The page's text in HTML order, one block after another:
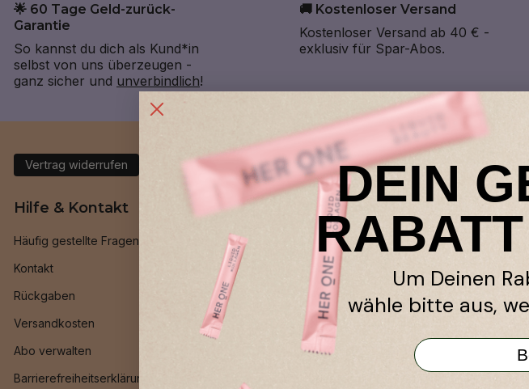
🌟 60 Tage Geld-zurück-
Garantie
So kannst du dich als Kund*in
selbst von uns überzeugen -
ganz sicher und unverbindlich!
🚚 Kostenloser Versand
Kostenloser Versand ab 40 € -
exklusiv für Spar-Abos.
Vertrag widerrufen
Hilfe & Kontakt
Häufig gestellte Fragen
Kontakt
Rückgaben
Versandkosten
Abo verwalten
Barrierefreiheitserklärung
Allgemein
Geld-zurück-Garantie
Treueprogramm
Freund*innen werben
INNER BEAUTY All in One
HER ONE Bestseller
DEIN
Um Deinen
wähle bitte aus,